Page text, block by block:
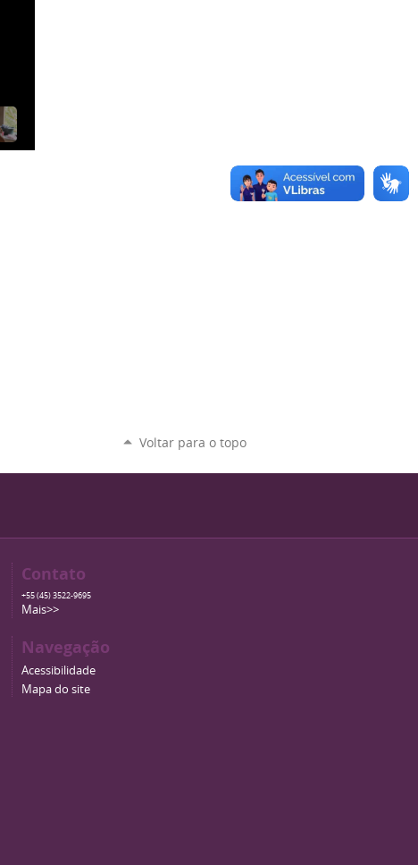
Voltar para o topo
Contato
+55 (45) 3522-9695
Mais>>
Navegação
Acessibilidade
Mapa do site